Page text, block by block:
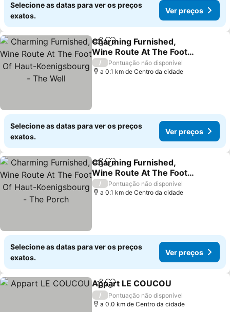
Selecione as datas para ver os preços
exatos.
Ver preços
PartilharAdicionar aos favoritos
Charming Furnished,
Wine Route At The Foot
Of Haut-Koenigsbourg -
The Well
/
Pontuação não disponível
a 0.1 km de Centro da cidade
Selecione as datas para ver os preços
exatos.
Ver preços
PartilharAdicionar aos favoritos
Charming Furnished,
Wine Route At The Foot
Of Haut-Koenigsbourg -
The Porch
/
Pontuação não disponível
a 0.1 km de Centro da cidade
Selecione as datas para ver os preços
exatos.
Ver preços
PartilharAdicionar aos favoritos
Appart LE COUCOU
/
Pontuação não disponível
a 0.0 km de Centro da cidade